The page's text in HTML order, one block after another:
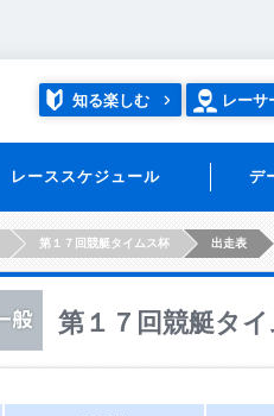
知る楽しむ レーサ
レーススケジュール デ
第１７回競艇タイムス杯 出走表
第１７回競艇タ